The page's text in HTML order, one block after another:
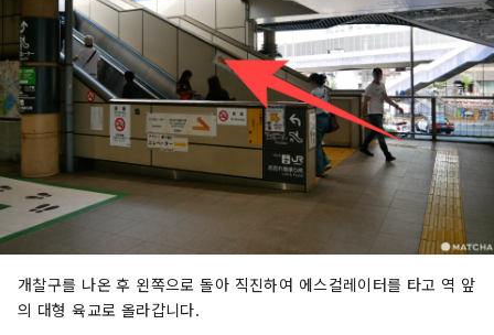
개찰구를 나온 후 왼쪽으로 돌아 직진하여 에스컬레이터를 타고 역 앞
의 대형 육교로 올라갑니다.